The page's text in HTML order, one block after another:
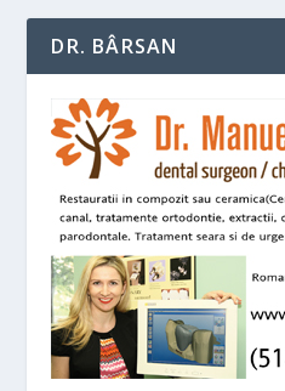
DR. BÂRSAN